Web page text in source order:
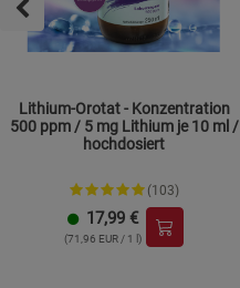
Lithium-Orotat - Konzentration
500 ppm / 5 mg Lithium je 10 ml /
hochdosiert
(103)
17,99 €
(71,96 EUR / 1 l)